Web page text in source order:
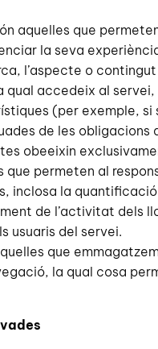
aquelles que
la seva
l’aspecte o
qual accedeix al
(per exemple,
de les obligacions
obeeixin
que permeten al
inclosa la
de l’activitat
usuaris del servei.
que
la qual cosa